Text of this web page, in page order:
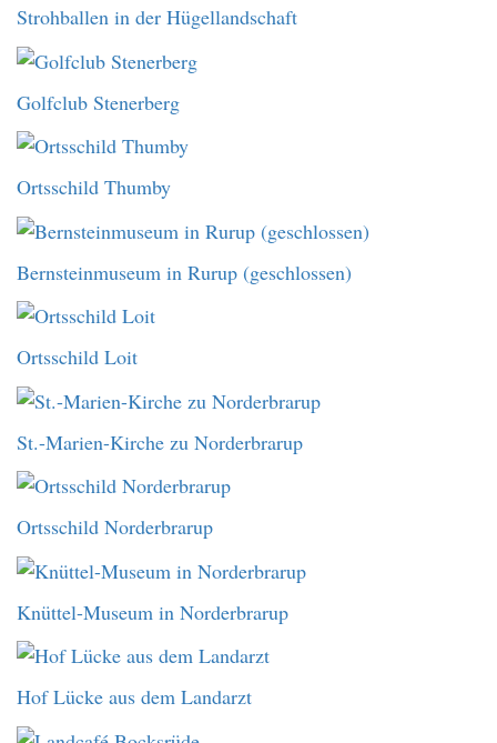
Strohballen in der Hügellandschaft
Golfclub Stenerberg
Ortsschild Thumby
Bernsteinmuseum in Rurup (geschlossen)
Ortsschild Loit
St.-Marien-Kirche zu Norderbrarup
Ortsschild Norderbrarup
Knüttel-Museum in Norderbrarup
Hof Lücke aus dem Landarzt